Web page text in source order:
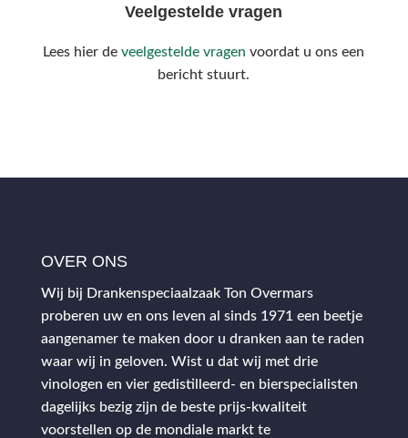
Veelgestelde vragen
Lees hier deveelgestelde vragen voordat u ons een
bericht stuurt.
OVER ONS
Wij bij Drankenspeciaalzaak Ton Overmars
proberen uw en ons leven al sinds 1971 een beetje
aangenamer te maken door u dranken aan te raden
waar wij in geloven. Wist u dat wij met drie
vinologen en vier gedistilleerd- en bierspecialisten
dagelijks bezig zijn de beste prijs-kwaliteit
voorstellen op de mondiale markt te